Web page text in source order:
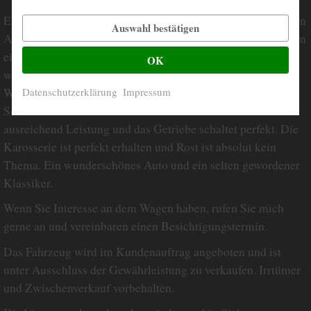
Erstklassiger Mercedes E420 W124 mit einer umfangreichen
Ausstattung und deutscher Erstzulassung. Es handelt sich um
ein sehr gepflegtes Auto ohne Wartungsstau und mit sehr
wenig Gebrauchsspuren. Es sind sämtliche Unterlagen inkl.
Werkstattrechnungen und komplettem Bordbuch mit
Scheckheft vorhanden. Der Motor läuft seidenweich mit
ausreichend Leistung und das Getriebe schaltet perfekt. Die
Karosserie ist perfekt erhalten und Rost ist absolut kein
Thema. Ein wunderschönes Auto und ein selten gewordener
Klassiker.
Wenn Sie Interesse an dem Wagen haben, rufen Sie mich
gerne an und vereinbaren einen Besichtigungstermin.
Das Fahrzeug wird im Kundenauftrag angeboten und ist
unter Ausschluss der Gewährleistung zu verkaufen. Irrtümer
und Zwischenverkauf vorbehalten.
Auswahl bestätigen
OK
Datenschutzerklärung Impressum